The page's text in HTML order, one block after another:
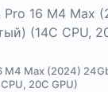
M4 Max (2024)
20C GPU)